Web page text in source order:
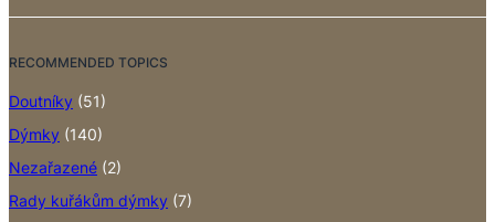
RECOMMENDED TOPICS
Doutníky (51)
Dýmky (140)
Nezařazené (2)
Rady kuřákům dýmky (7)